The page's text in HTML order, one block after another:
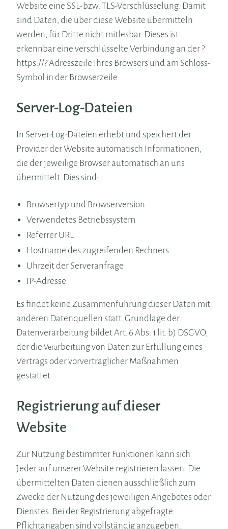
Website eine SSL-bzw. TLS-Verschlüsselung. Damit
sind Daten, die über diese Website übermitteln
werden, für Dritte nicht mitlesbar. Dieses ist
erkennbar eine verschlüsselte Verbindung an der ?
https://? Adresszeile Ihres Browsers und am Schloss-
Symbol in der Browserzeile.
Server-Log-Dateien
In Server-Log-Dateien erhebt und speichert der
Provider der Website automatisch Informationen,
die der jeweilige Browser automatisch an uns
übermittelt. Dies sind:
Browsertyp und Browserversion
Verwendetes Betriebssystem
Referrer URL
Hostname des zugreifenden Rechners
Uhrzeit der Serveranfrage
IP-Adresse
Es findet keine Zusammenführung dieser Daten mit
anderen Datenquellen statt. Grundlage der
Datenverarbeitung bildet Art. 6 Abs. 1 lit. b) DSGVO,
der dieVerarbeitung von Daten zur Erfüllung eines
Vertrags oder vorvertraglicher Maßnahmen
gestattet.
Registrierung auf dieser
Website
Zur Nutzung bestimmter Funktionen kann sich
Jeder auf unserer Website registrieren lassen. Die
übermittelten Daten dienen ausschließlich zum
Zwecke der Nutzung des jeweiligen Angebotes oder
Dienstes. Bei der Registrierung abgefragte
Pflichtangaben sind vollständig anzugeben.